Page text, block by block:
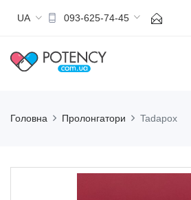
UA 093-625-74-45
Головна Пролонгатори Tadapox